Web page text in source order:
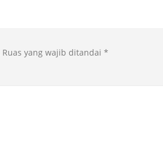
Ruas yang wajib ditandai *